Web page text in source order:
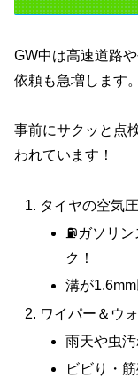
GW中は高速道路
依頼も急増します。
事前にサクッと点
われています！
タイヤの空気
⛽ガソリ
ク！
溝が
ワイパー＆ウ
雨天や虫
ビビり・